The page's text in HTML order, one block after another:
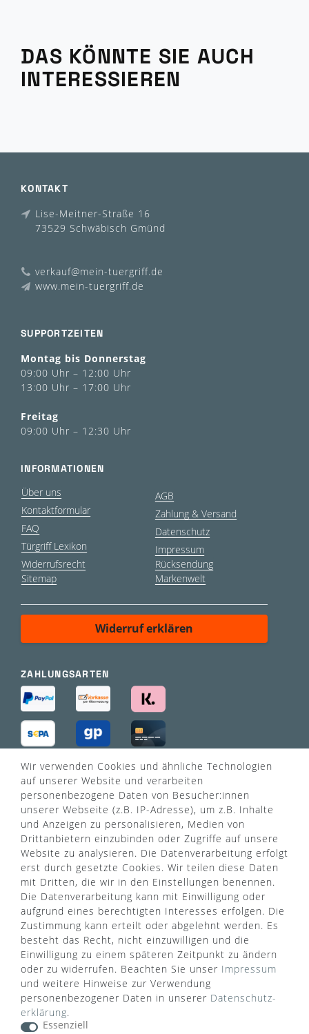
DAS KÖNNTE SIE AUCH
INTERESSIEREN
KONTAKT
Lise-Meitner-Straße 16
73529 Schwäbisch Gmünd
verkauf@mein-tuergriff.de
www.mein-tuergriff.de
SUPPORTZEITEN
Montag bis Donnerstag
09:00 Uhr – 12:00 Uhr
13:00 Uhr – 17:00 Uhr
Freitag
09:00 Uhr – 12:30 Uhr
INFORMATIONEN
Über uns
Kontaktformular
FAQ
Türgriff Lexikon
Widerrufsrecht
Sitemap
AGB
Zahlung & Versand
Datenschutz
Impressum
Rücksendung
Markenwelt
Widerruf erklären
ZAHLUNGSARTEN
VERSANDART
WUSSTEN SIE SCHON?
Das Käufersiegel des Händlerbunds garantiert Ihnen
100%.-ige Zahlungssicherheit, größtmöglichen
Datenschutz und Geld-zurück-Garantie bei Nicht-
Wir verwenden Cookies und ähnliche Technologien
auf unserer Website und verarbeiten
personenbezogene Daten von Besucher:innen
unserer Webseite (z.B. IP-Adresse), um z.B. Inhalte
und Anzeigen zu personalisieren, Medien von
Drittanbietern einzubinden oder Zugriffe auf unsere
Website zu analysieren. Die Datenverarbeitung erfolgt
erst durch gesetzte Cookies. Wir teilen diese Daten
mit Dritten, die wir in den Einstellungen benennen.
Die Datenverarbeitung kann mit Einwilligung oder
aufgrund eines berechtigten Interesses erfolgen. Die
Zustimmung kann erteilt oder abgelehnt werden. Es
besteht das Recht, nicht einzuwilligen und die
Einwilligung zu einem späteren Zeitpunkt zu ändern
oder zu widerrufen. Beachten Sie unser Impressum
und weitere Hinweise zur Verwendung
personenbezogener Daten in unserer Daten­schutz­
erklärung.
Essenziell